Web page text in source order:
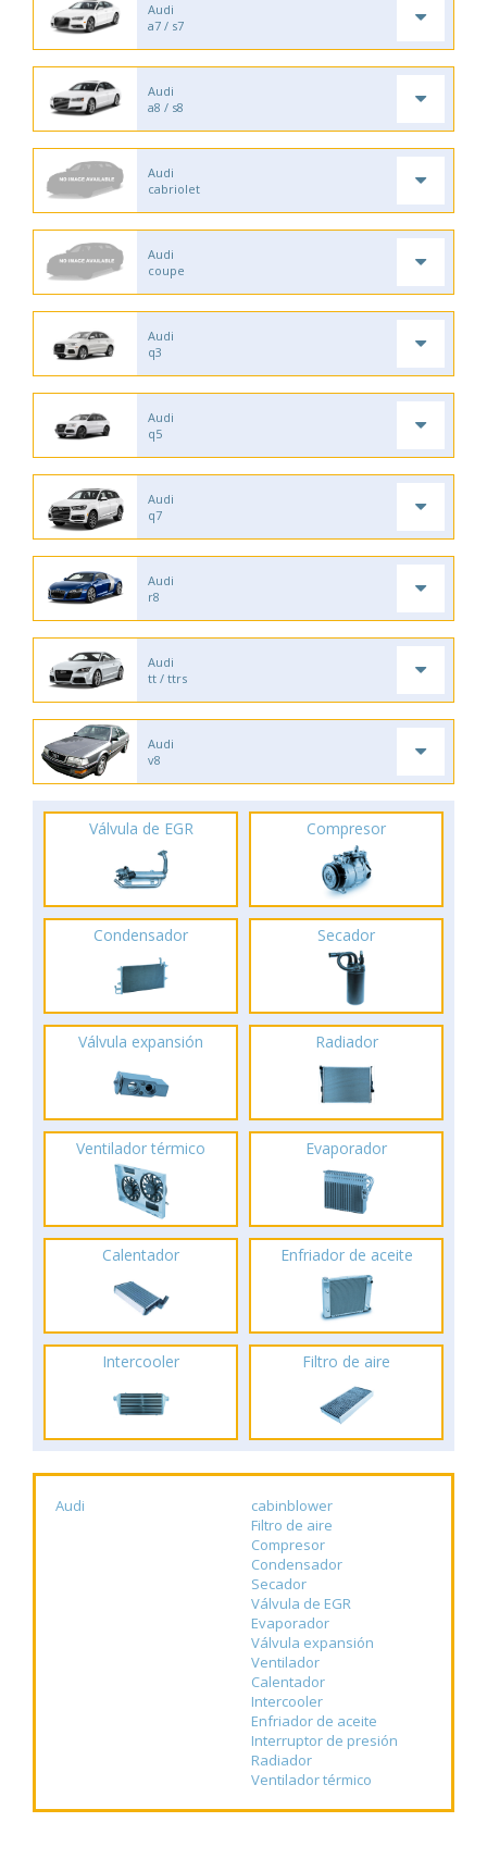
Audi
a7 / s7
Audi
a8 / s8
Audi
cabriolet
Audi
coupe
Audi
q3
Audi
q5
Audi
q7
Audi
r8
Audi
tt / ttrs
Audi
v8
Válvula de EGR Compresor
Condensador Secador
Válvula expansión Radiador
Ventilador térmico Evaporador
Calentador Enfriador de aceite
Intercooler Filtro de aire
Audi
cabinblower
Filtro de aire
Compresor
Condensador
Secador
Válvula de EGR
Evaporador
Válvula expansión
Ventilador
Calentador
Intercooler
Enfriador de aceite
Interruptor de presión
Radiador
Ventilador térmico